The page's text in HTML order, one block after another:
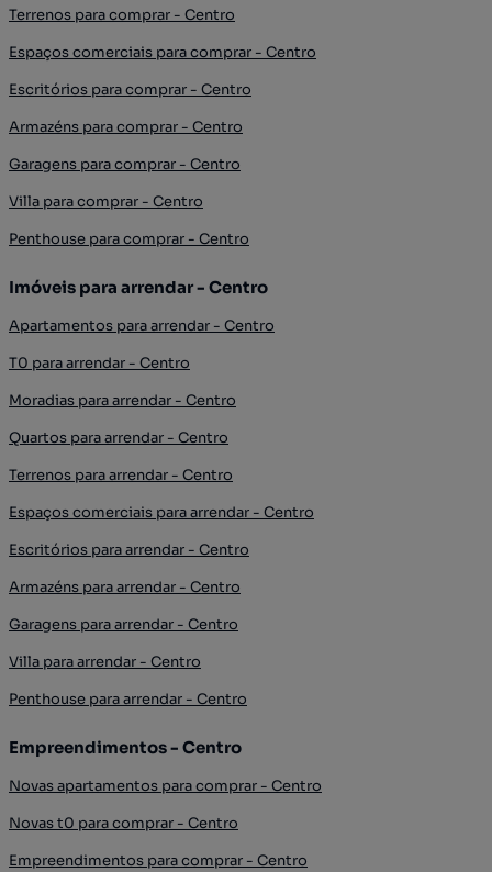
Terrenos para comprar - Centro
Espaços comerciais para comprar - Centro
Escritórios para comprar - Centro
Armazéns para comprar - Centro
Garagens para comprar - Centro
Villa para comprar - Centro
Penthouse para comprar - Centro
Imóveis para arrendar - Centro
Apartamentos para arrendar - Centro
T0 para arrendar - Centro
Moradias para arrendar - Centro
Quartos para arrendar - Centro
Terrenos para arrendar - Centro
Espaços comerciais para arrendar - Centro
Escritórios para arrendar - Centro
Armazéns para arrendar - Centro
Garagens para arrendar - Centro
Villa para arrendar - Centro
Penthouse para arrendar - Centro
Empreendimentos - Centro
Novas apartamentos para comprar - Centro
Novas t0 para comprar - Centro
Empreendimentos para comprar - Centro